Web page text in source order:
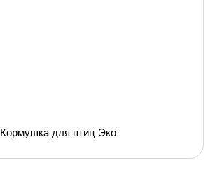
Кормушка для птиц Эко